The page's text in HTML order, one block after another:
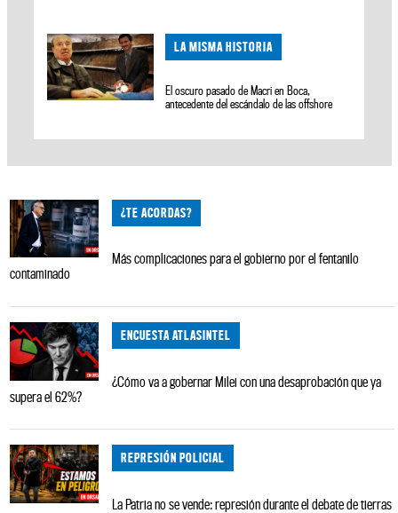
LA MISMA HISTORIA
El oscuro pasado de Macri en Boca,
antecedente del escándalo de las offshore
¿TE ACORDAS?
Más complicaciones para el gobierno por el fentanilo
contaminado
ENCUESTA ATLASINTEL
¿Cómo va a gobernar Milei con una desaprobación que ya
supera el 62%?
REPRESIÓN POLICIAL
La Patria no se vende: represión durante el debate de tierras